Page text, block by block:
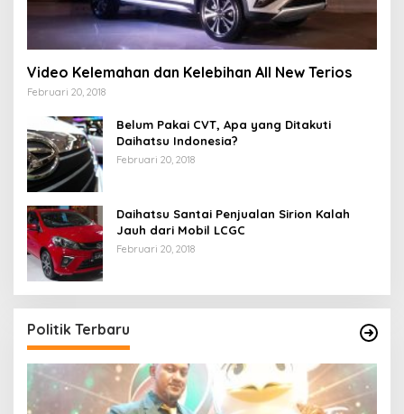
Video Kelemahan dan Kelebihan All New Terios
Februari 20, 2018
Belum Pakai CVT, Apa yang Ditakuti
Daihatsu Indonesia?
Februari 20, 2018
Daihatsu Santai Penjualan Sirion Kalah
Jauh dari Mobil LCGC
Februari 20, 2018
Politik Terbaru